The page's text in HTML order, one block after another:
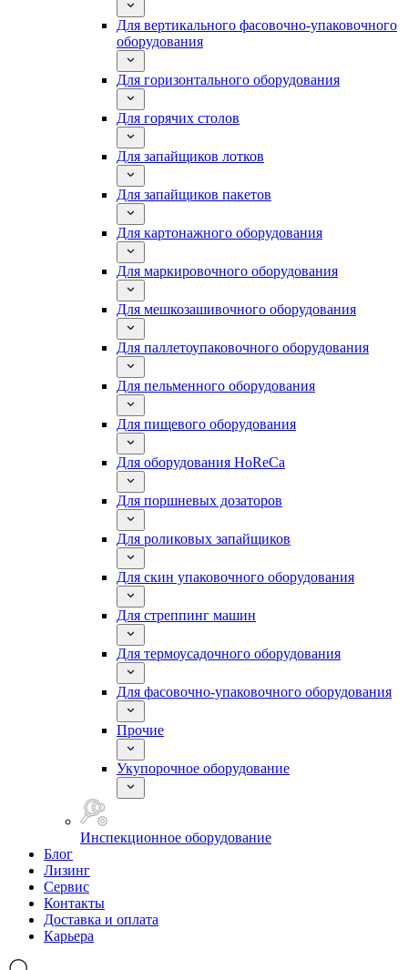
Для вертикального фасовочно-упаковочного
оборудования
Для горизонтального оборудования
Для горячих столов
Для запайщиков лотков
Для запайщиков пакетов
Для картонажного оборудования
Для маркировочного оборудования
Для мешкозашивочного оборудования
Для паллетоупаковочного оборудования
Для пельменного оборудования
Для пищевого оборудования
Для оборудования HoReCa
Для поршневых дозаторов
Для роликовых запайщиков
Для скин упаковочного оборудования
Для стреппинг машин
Для термоусадочного оборудования
Для фасовочно-упаковочного оборудования
Прочие
Укупорочное оборудование
Инспекционное оборудование
Блог
Лизинг
Сервис
Контакты
Доставка и оплата
Карьера